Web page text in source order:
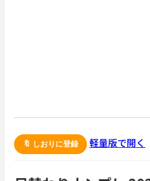
🔖 しおりに登録 軽量版で開く